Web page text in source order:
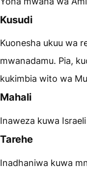
Kusudi
Kuonesha ukuu wa
mwanadamu. Pia,
kukimbia wito wa
Mahali
Inaweza kuwa
Tarehe
Inadhaniwa kuwa